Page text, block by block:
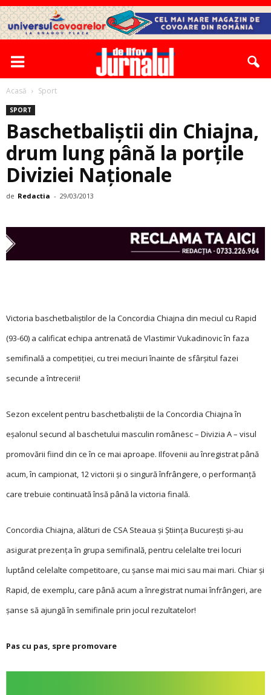
Acasă Sport
SPORT
Baschetbaliștii din Chiajna,
drum lung până la porțile
Diviziei Naționale
de Redactia - 29/03/2013
Victoria baschetbaliştilor de la Concordia Chiajna din meciul cu Rapid
(93-60) a calificat echipa antrenată de Vlastimir Vukadinovic în faza
semifinală a competiţiei, cu trei meciuri înainte de sfârşitul fazei
secunde a întrecerii!
Sezon excelent pentru baschetbaliştii de la Concordia Chiajna în
eşalonul secund al baschetului masculin românesc – Divizia A – visul
promovării fiind din ce în ce mai aproape. Ilfovenii au înregistrat până
acum, în campionat, 12 victorii şi o singură înfrângere, o performanţă
care trebuie continuată însă până la victoria finală.
Concordia Chiajna, alături de CSA Steaua şi Ştiinţa Bucureşti şi-au
asigurat prezenţa în grupa semifinală, pentru celelalte trei locuri
luptând celelalte competitoare, cu şanse mai mici sau mai mari. Chiar şi
Rapid, de exemplu, care până acum a înregistrat numai înfrângeri, are
şanse să ajungă în semifinale prin jocul rezultatelor!
Pas cu pas, spre promovare